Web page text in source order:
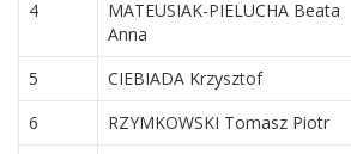
4
MATEUSIAK-PIELUCHA Beata
Anna
5 CIEBIADA Krzysztof
6
RZYMKOWSKI Tomasz Piotr